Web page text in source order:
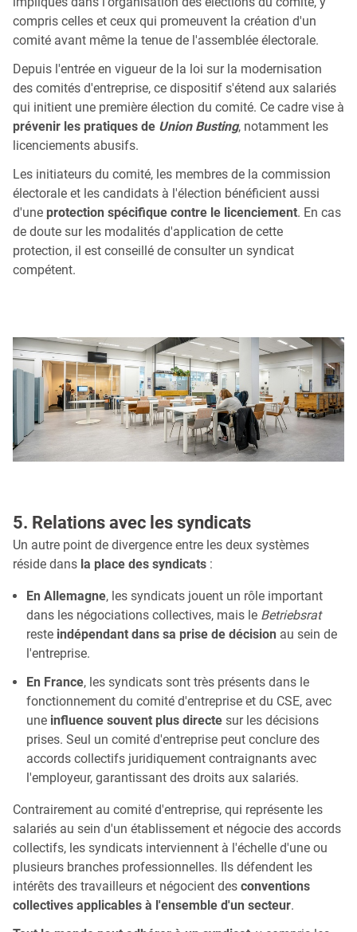
compris celles et ceux qui promeuvent la création d'un
comité avant même la tenue de l'assemblée électorale.
Depuis l'entrée en vigueur de la loi sur la modernisation
des comités d'entreprise, ce dispositif s'étend aux salariés
qui initient une première élection du comité. Ce cadre vise à
prévenir les pratiques de Union Busting, notamment les
licenciements abusifs.
Les initiateurs du comité, les membres de la commission
électorale et les candidats à l'élection bénéficient aussi
d'une protection spécifique contre le licenciement. En cas
de doute sur les modalités d'application de cette
protection, il est conseillé de consulter un syndicat
compétent.
5. Relations avec les syndicats
Un autre point de divergence entre les deux systèmes
réside dans la place des syndicats :
En Allemagne, les syndicats jouent un rôle important
dans les négociations collectives, mais le Betriebsrat
reste indépendant dans sa prise de décision au sein de
l'entreprise.
En France, les syndicats sont très présents dans le
fonctionnement du comité d'entreprise et du CSE, avec
une influence souvent plus directe sur les décisions
prises. Seul un comité d'entreprise peut conclure des
accords collectifs juridiquement contraignants avec
l'employeur, garantissant des droits aux salariés.
Contrairement au comité d'entreprise, qui représente les
salariés au sein d'un établissement et négocie des accords
collectifs, les syndicats interviennent à l'échelle d'une ou
plusieurs branches professionnelles. Ils défendent les
intérêts des travailleurs et négocient des conventions
collectives applicables à l'ensemble d'un secteur.